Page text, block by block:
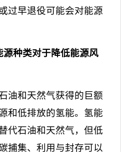
过早退役可能会对能源
源种类对于降低能源风
油和天然气获得的巨额
和低排放的氢能。氢能
代石油和天然气，但低
捕集、利用与封存可以